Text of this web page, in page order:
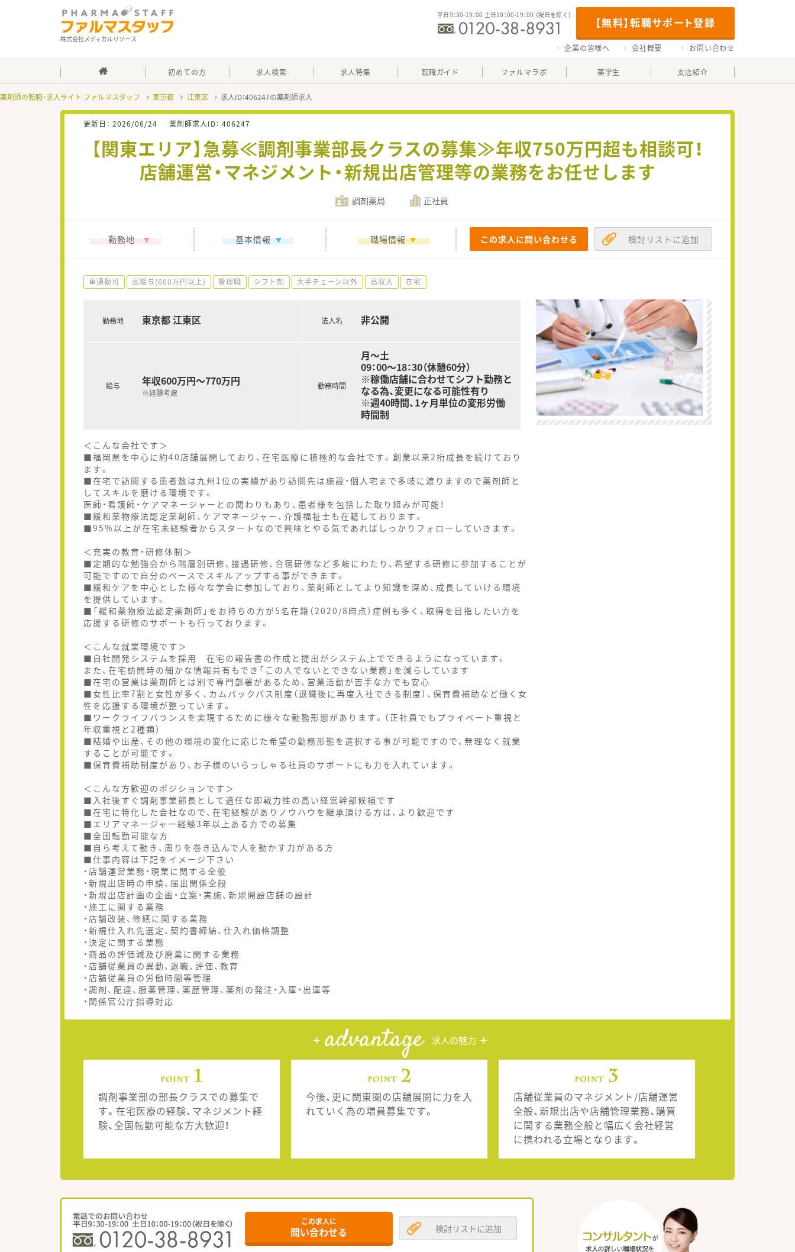
株式会社メディカルリソース
【無料】転職サポート登録
平日9：30-19：00 土日10：00-19：00 （祝日を除く）
企業の皆様へ 会社概要 お問い合わせ
初めての方 求人検索 求人特集 転職ガイド ファルマラボ 薬学生 支店紹介
薬剤師の転職・求人サイト ファルマスタッフ 東京都 江東区 求人ID：406247の薬剤師求人
更新日： 2026/06/24 薬剤師求人ID： 406247
【関東エリア】急募≪調剤事業部長クラスの募集≫年収750万円超も相談可！
店舗運営・マネジメント・新規出店管理等の業務をお任せします
調剤薬局 正社員
勤務地 基本情報 職場情報 この求人に問い合わせる 検討リストに追加
車通勤可 高給与(600万円以上) 管理職 シフト制 大手チェーン以外 高収入 在宅
勤務地 東京都 江東区
給与 年収600万円～770万円
※経験考慮
法人名 非公開
勤務時間
月～土
09：00～18：30（休憩60分）
※稼働店舗に合わせてシフト勤務と
なる為、変更になる可能性有り
※週40時間、1ヶ月単位の変形労働
時間制
＜こんな会社です＞
■福岡県を中心に約40店舗展開しており、在宅医療に積極的な会社です。創業以来2桁成長を続けており
ます。
■在宅で訪問する患者数は九州1位の実績があり訪問先は施設・個人宅まで多岐に渡りますので薬剤師と
してスキルを磨ける環境です。
医師・看護師・ケアマネージャーとの関わりもあり、患者様を包括した取り組みが可能！
■緩和薬物療法認定薬剤師、ケアマネージャー、介護福祉士も在籍しております。
■95%以上が在宅未経験者からスタートなので興味とやる気であればしっかりフォローしていきます。
＜充実の教育・研修体制＞
■定期的な勉強会から階層別研修、接遇研修、合宿研修など多岐にわたり、希望する研修に参加することが
可能ですので自分のペースでスキルアップする事ができます。
■緩和ケアを中心とした様々な学会に参加しており、薬剤師としてより知識を深め、成長していける環境
を提供しています。
■「緩和薬物療法認定薬剤師」をお持ちの方が5名在籍（2020/8時点）症例も多く、取得を目指したい方を
応援する研修のサポートも行っております。
＜こんな就業環境です＞
■自社開発システムを採用 在宅の報告書の作成と提出がシステム上でできるようになっています。
また、在宅訪問時の細かな情報共有もでき「この人でないとできない業務」を減らしています
■在宅の営業は薬剤師とは別で専門部署があるため、営業活動が苦手な方でも安心
■女性比率7割と女性が多く、カムバックパス制度（退職後に再度入社できる制度）、保育費補助など働く女
性を応援する環境が整っています。
■ワークライフバランスを実現するために様々な勤務形態があります。（正社員でもプライベート重視と
年収重視と2種類）
■結婚や出産、その他の環境の変化に応じた希望の勤務形態を選択する事が可能ですので、無理なく就業
することが可能です。
■保育費補助制度があり、お子様のいらっしゃる社員のサポートにも力を入れています。
＜こんな方歓迎のポジションです＞
■入社後すぐ調剤事業部長として適任な即戦力性の高い経営幹部候補です
■在宅に特化した会社なので、在宅経験がありノウハウを継承頂ける方は、より歓迎です
■エリアマネージャー経験3年以上ある方での募集
■全国転勤可能な方
■自ら考えて動き、周りを巻き込んで人を動かす力がある方
■仕事内容は下記をイメージ下さい
・店舗運営業務・現業に関する全般
・新規出店時の申請、届出関係全般
・新規出店計画の企画・立案・実施、新規開設店舗の設計
・施工に関する業務
・店舗改装、修繕に関する業務
・新規仕入れ先選定、契約書締結、仕入れ価格調整
・決定に関する業務
・商品の評価減及び廃棄に関する業務
・店舗従業員の異動、退職、評価、教育
・店舗従業員の労働時間等管理
・調剤、配達、服薬管理、薬歴管理、薬剤の発注・入庫・出庫等
・関係官公庁指導対応
advantage 求人の魅力
調剤事業部の部長クラスでの募集で
す。在宅医療の経験、マネジメント経
験、全国転勤可能な方大歓迎！
今後、更に関東圏の店舗展開に力を入
れていく為の増員募集です。
店舗従業員のマネジメント/店舗運営
全般、新規出店や店舗管理業務、購買
に関する業務全般と幅広く会社経営
に携われる立場となります。
この求人に
問い合わせる 検討リストに追加